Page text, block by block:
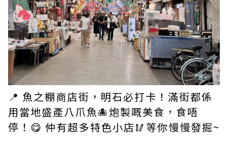
📍 魚之棚商店街，明石必打卡！滿街都係
用當地盛產八爪魚🐙炮製嘅美食，食唔
停！😋 仲有超多特色小店🥢等你慢慢發掘~